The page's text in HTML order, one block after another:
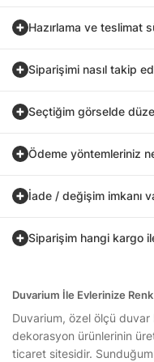
Hazırlama ve teslimat
Siparişimi nasıl takip
Seçtiğim görselde
Ödeme yöntemleriniz
İade / değişim imkanı
Siparişim hangi kargo
Duvarium İle Evlerinize Renk
Duvarium, özel ölçü duvar
dekorasyon ürünlerinin
ticaret sitesidir.